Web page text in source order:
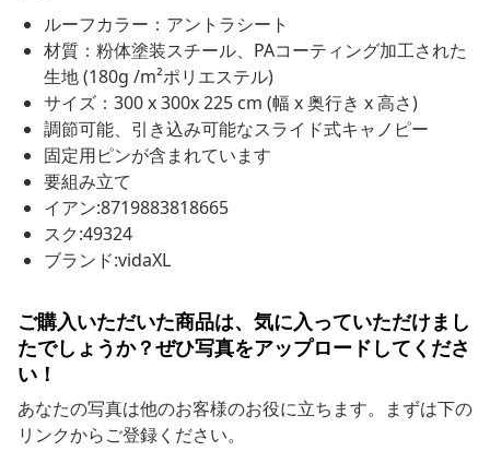
ルーフカラー：アントラシート
材質：粉体塗装スチール、PAコーティング加工された
生地 (180g /m²ポリエステル)
サイズ：300 x 300x 225 cm (幅 x 奥行き x 高さ)
調節可能、引き込み可能なスライド式キャノピー
固定用ピンが含まれています
要組み立て
イアン:8719883818665
スク:49324
ブランド:vidaXL
ご購入いただいた商品は、気に入っていただけまし
たでしょうか？ぜひ写真をアップロードしてくださ
い！
あなたの写真は他のお客様のお役に立ちます。まずは下の
リンクからご登録ください。